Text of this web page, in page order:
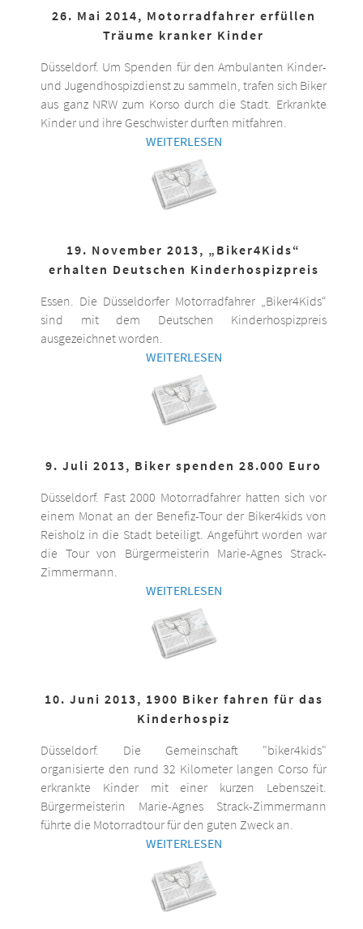
26. Mai 2014, Motorradfahrer erfüllen
Träume kranker Kinder
Düsseldorf. Um Spenden für den Ambulanten Kinder-
und Jugendhospizdienst zu sammeln, trafen sich Biker
aus ganz NRW zum Korso durch die Stadt. Erkrankte
Kinder und ihre Geschwister durften mitfahren.
WEITERLESEN
19. November 2013, „Biker4Kids“
erhalten Deutschen Kinderhospizpreis
Essen. Die Düsseldorfer Motorradfahrer „Biker4Kids“
sind mit dem Deutschen Kinderhospizpreis
ausgezeichnet worden.
WEITERLESEN
9. Juli 2013, Biker spenden 28.000 Euro
Düsseldorf. Fast 2000 Motorradfahrer hatten sich vor
einem Monat an der Benefiz-Tour der Biker4kids von
Reisholz in die Stadt beteiligt. Angeführt worden war
die Tour von Bürgermeisterin Marie-Agnes Strack-
Zimmermann.
WEITERLESEN
10. Juni 2013, 1900 Biker fahren für das
Kinderhospiz
Düsseldorf. Die Gemeinschaft "biker4kids"
organisierte den rund 32 Kilometer langen Corso für
erkrankte Kinder mit einer kurzen Lebenszeit.
Bürgermeisterin Marie-Agnes Strack-Zimmermann
führte die Motorradtour für den guten Zweck an.
WEITERLESEN